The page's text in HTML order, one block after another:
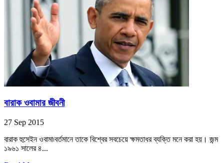
বারাক ওবামার জীবনী
27 Sep 2015
বারাক হুসেইন ওবামা৷বর্তমানে তাকে বিশ্বের সবচেয়ে ক্ষমতাধর ব্যক্তি মনে করা হয়। জন্ম
১৯৬১ সালের ৪...